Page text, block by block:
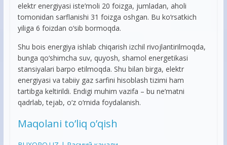
elektr energiyasi iste’moli 20 foizga, jumladan, aholi
tomonidan sarflanishi 31 foizga oshgan. Bu ko‘rsatkich
yiliga 6 foizdan o‘sib bormoqda.
Shu bois energiya ishlab chiqarish izchil rivojlantirilmoqda,
bunga qo‘shimcha suv, quyosh, shamol energetikasi
stansiyalari barpo etilmoqda. Shu bilan birga, elektr
energiyasi va tabiiy gaz sarfini hisoblash tizimi ham
tartibga keltirildi. Endigi muhim vazifa – bu ne’matni
qadrlab, tejab, o‘z o‘rnida foydalanish.
Maqolani to’liq o’qish